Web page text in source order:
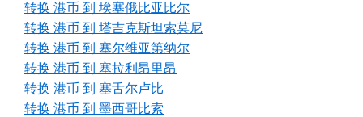
转换 港币 到 埃塞俄比亚比尔
转换 港币 到 塔吉克斯坦索莫尼
转换 港币 到 塞尔维亚第纳尔
转换 港币 到 塞拉利昂里昂
转换 港币 到 塞舌尔卢比
转换 港币 到 墨西哥比索